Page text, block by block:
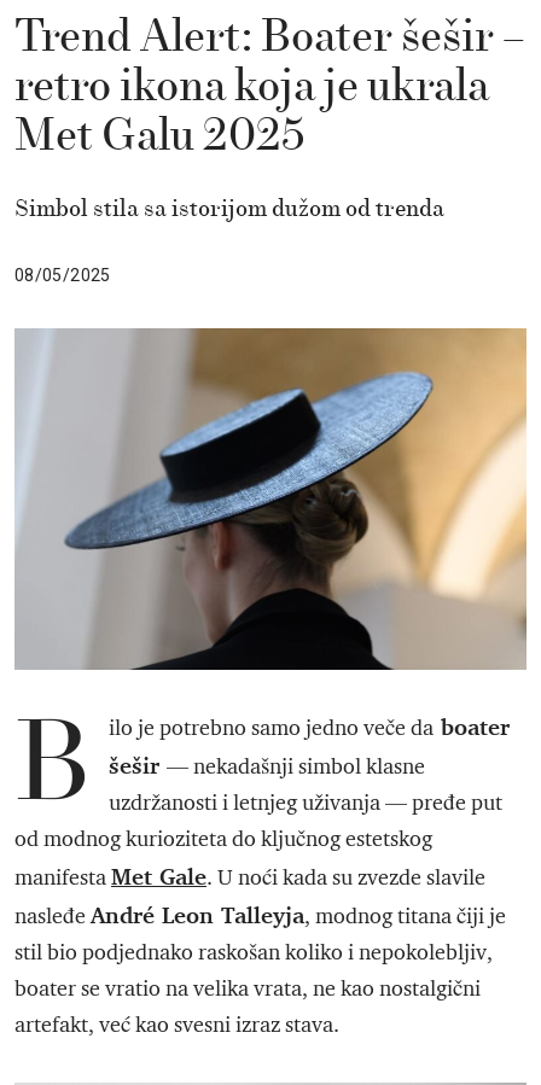
Trend Alert: Boater šešir –
retro ikona koja je ukrala
Met Galu 2025
Simbol stila sa istorijom dužom od trenda
08/05/2025
B ilo je potrebno samo jedno veče da boater
šešir — nekadašnji simbol klasne
uzdržanosti i letnjeg uživanja — pređe put
od modnog kurioziteta do ključnog estetskog
manifestaMet Gale. U noći kada su zvezde slavile
nasleđeAndré Leon Talleyja, modnog titana čiji je
stil bio podjednako raskošan koliko i nepokolebljiv,
boater se vratio na velika vrata, ne kao nostalgični
artefakt, već kao svesni izraz stava.